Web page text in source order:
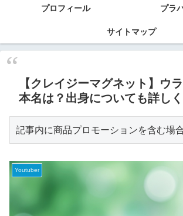
プロフィール プラ
サイトマップ
【クレイジーマグネット】ウ
本名は？出身についても詳しく
記事内に商品プロモーションを含む場
Youtuber